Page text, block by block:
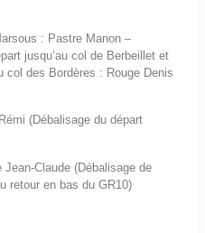
: Pastre Manon –
jusqu’au col de Berbeillet et
col des Bordères : Rouge Denis
(Débalisage du départ
Claude (Débalisage de
retour en bas du GR10)